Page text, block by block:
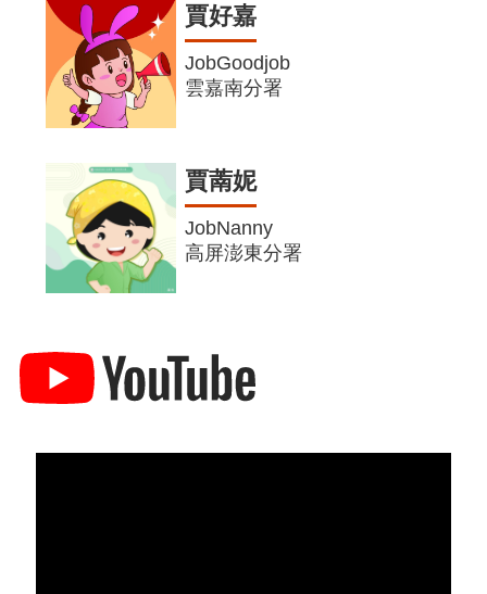
賈好嘉
JobGoodjob
雲嘉南分署
賈萳妮
JobNanny
高屏澎東分署